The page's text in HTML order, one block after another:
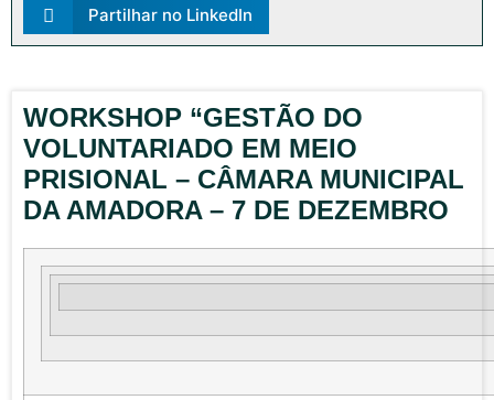
Partilhar no LinkedIn
WORKSHOP “GESTÃO DO
VOLUNTARIADO EM MEIO
PRISIONAL – CÂMARA MUNICIPAL
DA AMADORA – 7 DE DEZEMBRO